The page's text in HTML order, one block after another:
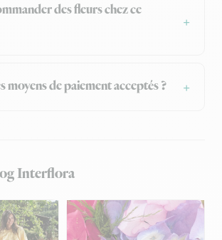
des fleurs chez ce
moyens de paiement acceptés ?
Interflora